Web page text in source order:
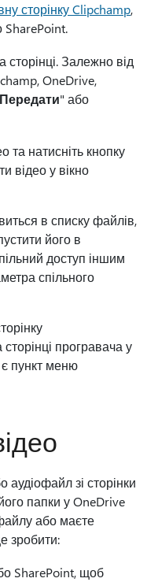
сторінку Clipchamp,
SharePoint.
сторінці. Залежно від
OneDrive,
Передати" або
та натисніть кнопку
відео у вікно
в списку файлів,
його в
доступ іншим
спільного
програвача у
є пункт меню
зі сторінки
папки у OneDrive
або маєте
зробити:
SharePoint, щоб